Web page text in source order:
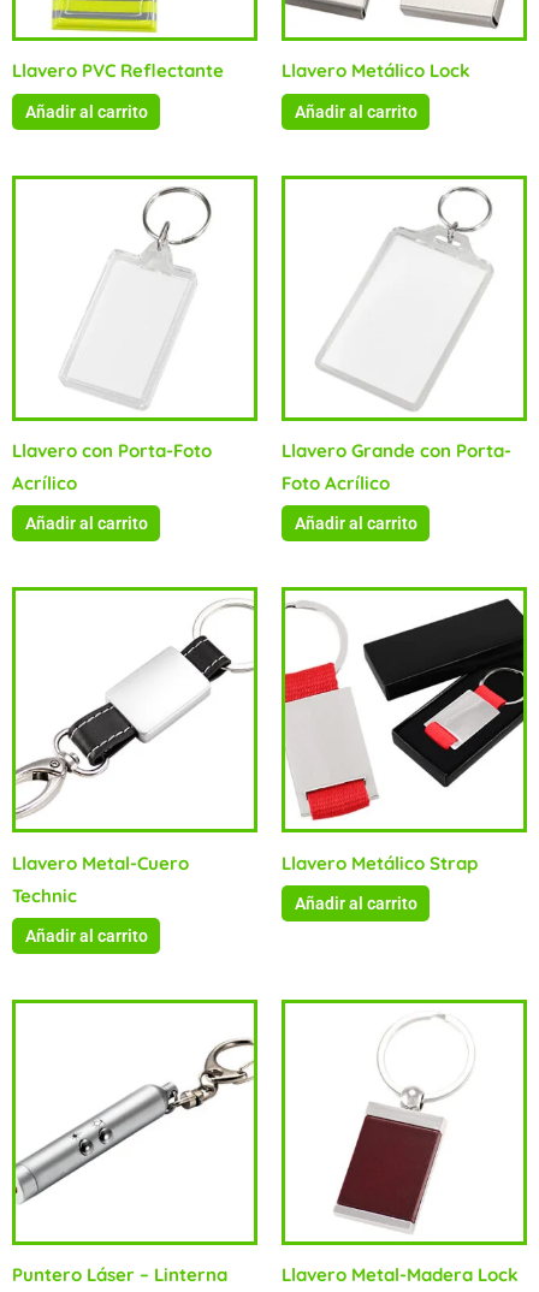
Llavero PVC Reflectante
Añadir al carrito
Llavero Metálico Lock
Añadir al carrito
Llavero con Porta-Foto
Acrílico
Añadir al carrito
Llavero Grande con Porta-
Foto Acrílico
Añadir al carrito
Llavero Metal-Cuero
Technic
Añadir al carrito
Llavero Metálico Strap
Añadir al carrito
Puntero Láser – Linterna Llavero Metal-Madera Lock